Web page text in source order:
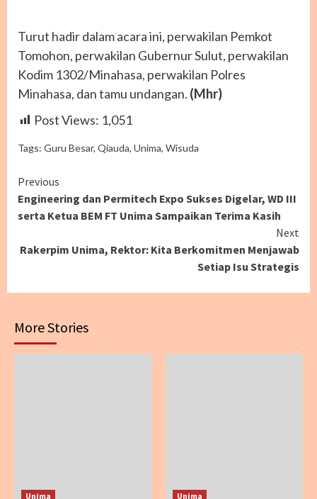
Turut hadir dalam acara ini, perwakilan Pemkot
Tomohon, perwakilan Gubernur Sulut, perwakilan
Kodim 1302/Minahasa, perwakilan Polres
Minahasa, dan tamu undangan. (Mhr)
Post Views: 1,051
Tags: Guru Besar, Qiauda, Unima, Wisuda
Continue
Reading
Previous
Engineering dan Permitech Expo Sukses Digelar, WD III
serta Ketua BEM FT Unima Sampaikan Terima Kasih
Next
Rakerpim Unima, Rektor: Kita Berkomitmen Menjawab
Setiap Isu Strategis
More Stories
Unima Unima